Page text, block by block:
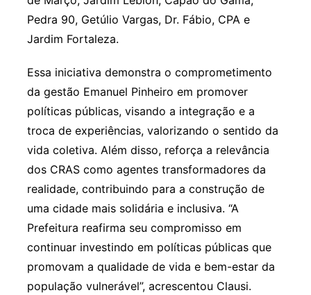
Pedra 90, Getúlio Vargas, Dr. Fábio, CPA e
Jardim Fortaleza.
Essa iniciativa demonstra o comprometimento
da gestão Emanuel Pinheiro em promover
políticas públicas, visando a integração e a
troca de experiências, valorizando o sentido da
vida coletiva. Além disso, reforça a relevância
dos CRAS como agentes transformadores da
realidade, contribuindo para a construção de
uma cidade mais solidária e inclusiva. “A
Prefeitura reafirma seu compromisso em
continuar investindo em políticas públicas que
promovam a qualidade de vida e bem-estar da
população vulnerável”, acrescentou Clausi.